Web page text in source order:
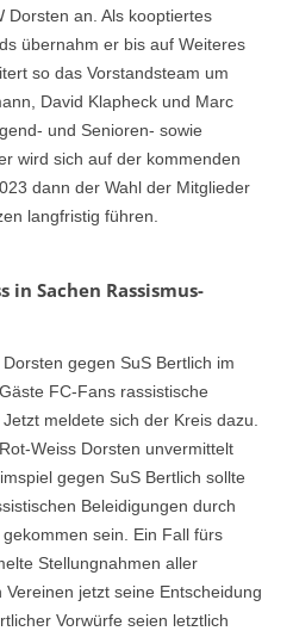
Dorsten an. Als kooptiertes
übernahm er bis auf Weiteres
so das Vorstandsteam um
David Klapheck und Marc
und Senioren- sowie
wird sich auf der kommenden
dann der Wahl der Mitglieder
langfristig führen.
in Sachen Rassismus-
gegen SuS Bertlich im
FC-Fans rassistische
meldete sich der Kreis dazu.
Weiss Dorsten unvermittelt
gegen SuS Bertlich sollte
Beleidigungen durch
sein. Ein Fall fürs
Stellungnahmen aller
jetzt seine Entscheidung
Vorwürfe seien letztlich